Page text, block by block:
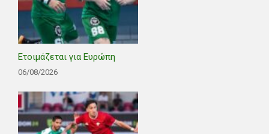
Ετοιμάζεται για Ευρώπη
06/08/2026